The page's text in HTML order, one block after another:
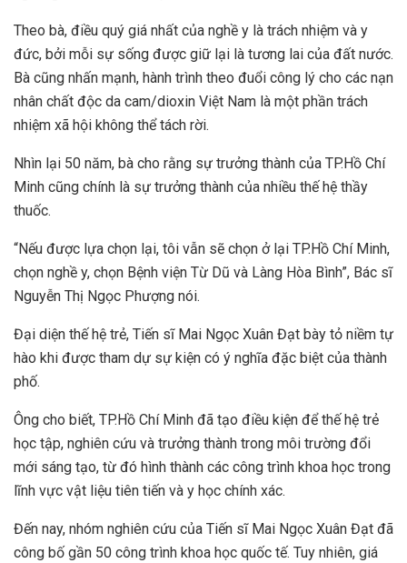
Theo bà, điều quý giá nhất của nghề y là trách nhiệm và y
đức, bởi mỗi sự sống được giữ lại là tương lai của đất nước.
Bà cũng nhấn mạnh, hành trình theo đuổi công lý cho các nạn
nhân chất độc da cam/dioxin Việt Nam là một phần trách
nhiệm xã hội không thể tách rời.
Nhìn lại 50 năm, bà cho rằng sự trưởng thành của TP.Hồ Chí
Minh cũng chính là sự trưởng thành của nhiều thế hệ thầy
thuốc.
“Nếu được lựa chọn lại, tôi vẫn sẽ chọn ở lại TP.Hồ Chí Minh,
chọn nghề y, chọn Bệnh viện Từ Dũ và Làng Hòa Bình”, Bác sĩ
Nguyễn Thị Ngọc Phượng nói.
Đại diện thế hệ trẻ, Tiến sĩ Mai Ngọc Xuân Đạt bày tỏ niềm tự
hào khi được tham dự sự kiện có ý nghĩa đặc biệt của thành
phố.
Ông cho biết, TP.Hồ Chí Minh đã tạo điều kiện để thế hệ trẻ
học tập, nghiên cứu và trưởng thành trong môi trường đổi
mới sáng tạo, từ đó hình thành các công trình khoa học trong
lĩnh vực vật liệu tiên tiến và y học chính xác.
Đến nay, nhóm nghiên cứu của Tiến sĩ Mai Ngọc Xuân Đạt đã
công bố gần 50 công trình khoa học quốc tế. Tuy nhiên, giá